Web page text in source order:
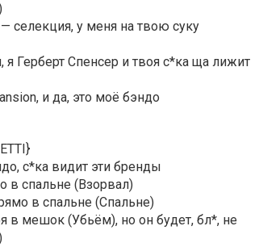
селекция, у меня на твою суку
я Герберт Спенсер и твоя с*ка ща лижит
и да, это моё бэндо
с*ка видит эти бренды
спальне (Взорвал)
в спальне (Спальне)
в мешок (Убьём), но он будет, бл*, не